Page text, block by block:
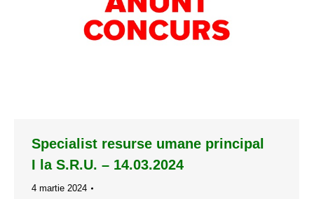
Specialist resurse umane principal
I la S.R.U. – 14.03.2024
4 martie 2024